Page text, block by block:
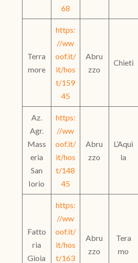
68
Terra
more
https:
//ww
oof.it/
it/hos
t/159
45
Abru
zzo
Chieti
Az.
Agr.
Mass
eria
San
Iorio
https:
//ww
oof.it/
it/hos
t/148
45
Abru
zzo
L’Aqui
la
Fatto
ria
Gioia
https:
//ww
oof.it/
it/hos
t/163
Abru
zzo
Tera
mo